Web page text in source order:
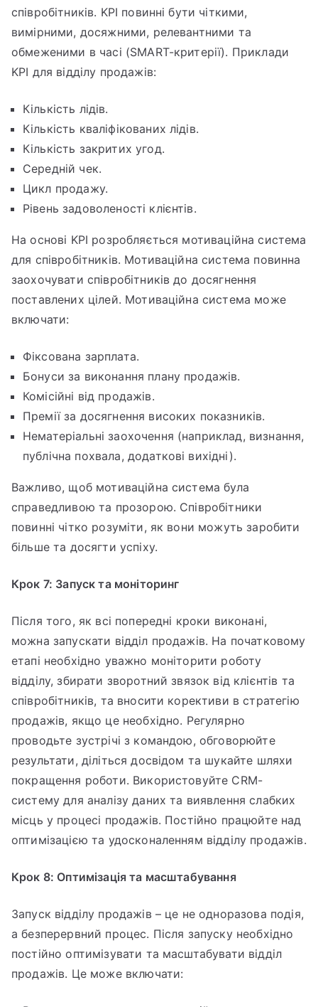
співробітників. KPI повинні бути чіткими,
вимірними, досяжними, релевантними та
обмеженими в часі (SMART-критерії). Приклади
KPI для відділу продажів:
Кількість лідів.
Кількість кваліфікованих лідів.
Кількість закритих угод.
Середній чек.
Цикл продажу.
Рівень задоволеності клієнтів.
На основі KPI розробляється мотиваційна система
для співробітників. Мотиваційна система повинна
заохочувати співробітників до досягнення
поставлених цілей. Мотиваційна система може
включати:
Фіксована зарплата.
Бонуси за виконання плану продажів.
Комісійні від продажів.
Премії за досягнення високих показників.
Нематеріальні заохочення (наприклад, визнання,
публічна похвала, додаткові вихідні).
Важливо, щоб мотиваційна система була
справедливою та прозорою. Співробітники
повинні чітко розуміти, як вони можуть заробити
більше та досягти успіху.
Крок 7: Запуск та моніторинг
Після того, як всі попередні кроки виконані,
можна запускати відділ продажів. На початковому
етапі необхідно уважно моніторити роботу
відділу, збирати зворотний звязок від клієнтів та
співробітників, та вносити корективи в стратегію
продажів, якщо це необхідно. Регулярно
проводьте зустрічі з командою, обговорюйте
результати, діліться досвідом та шукайте шляхи
покращення роботи. Використовуйте CRM-
систему для аналізу даних та виявлення слабких
місць у процесі продажів. Постійно працюйте над
оптимізацією та удосконаленням відділу продажів.
Крок 8: Оптимізація та масштабування
Запуск відділу продажів – це не одноразова подія,
а безперервний процес. Після запуску необхідно
постійно оптимізувати та масштабувати відділ
продажів. Це може включати: